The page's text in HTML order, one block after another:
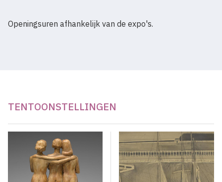
Openingsuren afhankelijk van de expo's.
TENTOONSTELLINGEN